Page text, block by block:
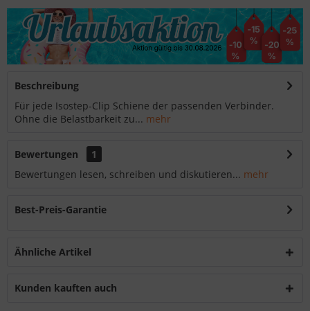
Beschreibung
Für jede Isostep-Clip Schiene der passenden Verbinder.
Ohne die Belastbarkeit zu... mehr
Bewertungen
1
Bewertungen lesen, schreiben und diskutieren... mehr
Best-Preis-Garantie
Ähnliche Artikel
Kunden kauften auch